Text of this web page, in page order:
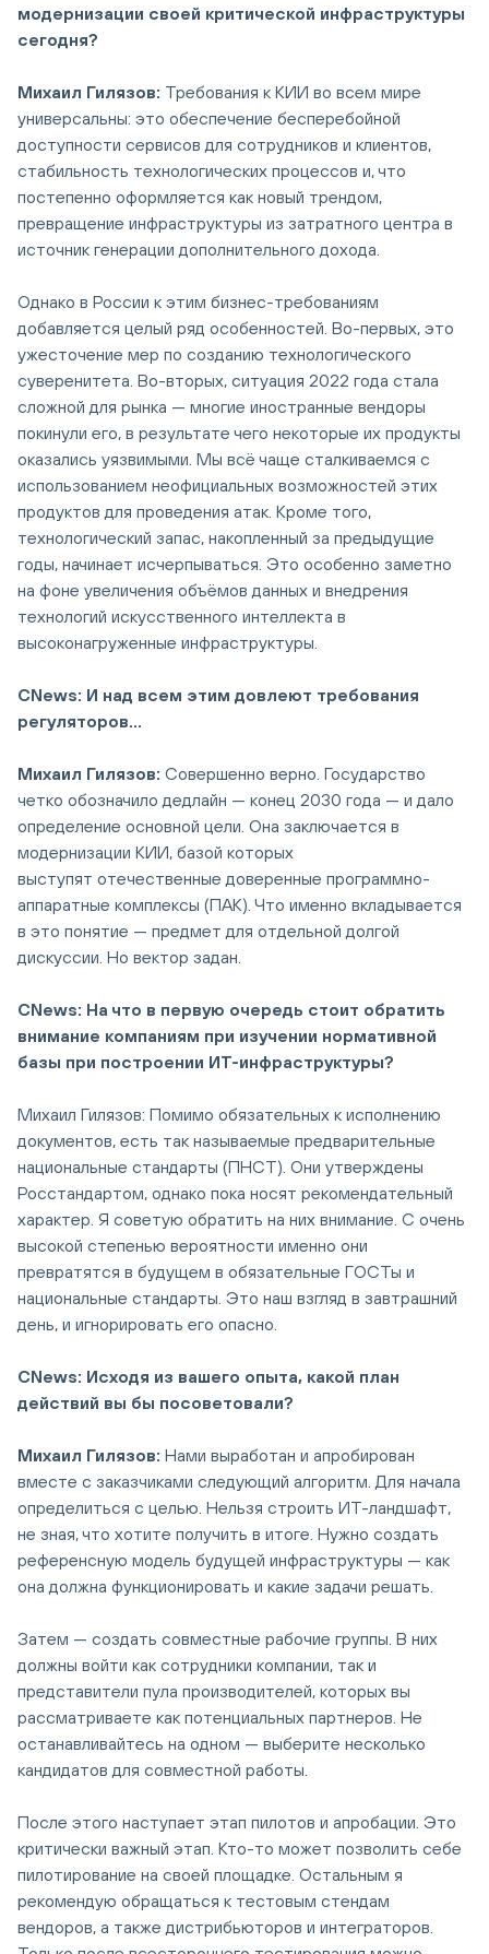
модернизации своей критической инфраструктуры
сегодня?
Михаил Гилязов: Требования к КИИ во всем мире
универсальны: это обеспечение бесперебойной
доступности сервисов для сотрудников и клиентов,
стабильность технологических процессов и, что
постепенно оформляется как новый трендом,
превращение инфраструктуры из затратного центра в
источник генерации дополнительного дохода.
Однако в России к этим бизнес-требованиям
добавляется целый ряд особенностей. Во-первых, это
ужесточение мер по созданию технологического
суверенитета. Во-вторых, ситуация 2022 года стала
сложной для рынка — многие иностранные вендоры
покинули его, в результате чего некоторые их продукты
оказались уязвимыми. Мы всё чаще сталкиваемся с
использованием неофициальных возможностей этих
продуктов для проведения атак. Кроме того,
технологический запас, накопленный за предыдущие
годы, начинает исчерпываться. Это особенно заметно
на фоне увеличения объёмов данных и внедрения
технологий искусственного интеллекта в
высоконагруженные инфраструктуры.
CNews: И над всем этим довлеют требования
регуляторов...
Михаил Гилязов: Совершенно верно. Государство
четко обозначило дедлайн — конец 2030 года — и дало
определение основной цели. Она заключается в
модернизации КИИ, базой которых
выступят отечественные доверенные программно-
аппаратные комплексы (ПАК). Что именно вкладывается
в это понятие — предмет для отдельной долгой
дискуссии. Но вектор задан.
CNews: На что в первую очередь стоит обратить
внимание компаниям при изучении нормативной
базы при построении ИТ-инфраструктуры?
Михаил Гилязов: Помимо обязательных к исполнению
документов, есть так называемые предварительные
национальные стандарты (ПНСТ). Они утверждены
Росстандартом, однако пока носят рекомендательный
характер. Я советую обратить на них внимание. С очень
высокой степенью вероятности именно они
превратятся в будущем в обязательные ГОСТы и
национальные стандарты. Это наш взгляд в завтрашний
день, и игнорировать его опасно.
CNews: Исходя из вашего опыта, какой план
действий вы бы посоветовали?
Михаил Гилязов: Нами выработан и апробирован
вместе с заказчиками следующий алгоритм. Для начала
определиться с целью. Нельзя строить ИТ-ландшафт,
не зная, что хотите получить в итоге. Нужно создать
референсную модель будущей инфраструктуры — как
она должна функционировать и какие задачи решать.
Затем — создать совместные рабочие группы. В них
должны войти как сотрудники компании, так и
представители пула производителей, которых вы
рассматриваете как потенциальных партнеров. Не
останавливайтесь на одном — выберите несколько
кандидатов для совместной работы.
После этого наступает этап пилотов и апробации. Это
критически важный этап. Кто-то может позволить себе
пилотирование на своей площадке. Остальным я
рекомендую обращаться к тестовым стендам
вендоров, а также дистрибьюторов и интеграторов.